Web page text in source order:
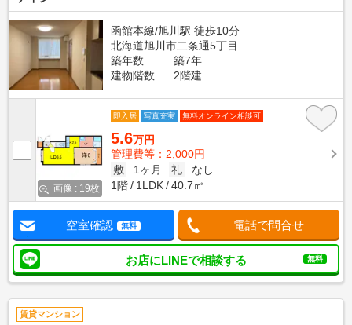
函館本線/旭川駅 徒歩10分
北海道旭川市二条通5丁目
築年数
築7年
建物階数
2階建
画像 : 19枚
即入居 写真充実 無料オンライン相談可
5.6万円
管理費等：2,000円
敷
1ヶ月 礼
なし
1階
1LDK 40.7㎡
空室確認 無料 電話で問合せ
お店にLINEで相談する 無料
賃貸マンション